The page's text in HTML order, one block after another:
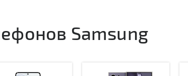
Samsung